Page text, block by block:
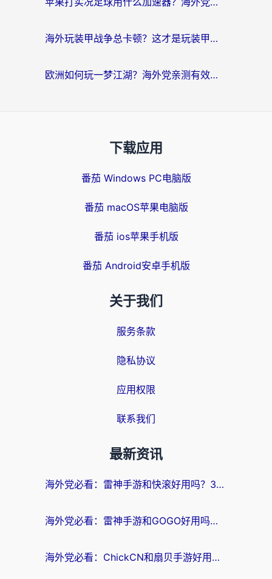
海外玩装甲战争总卡顿？这才是玩装甲战争最好的加速器（附马来西亚玩重装上阵攻略）
欧洲如何玩一梦江湖？海外党亲测有效的国服游戏加速指南
下载应用
番茄 Windows PC电脑版
番茄 macOS苹果电脑版
番茄 ios苹果手机版
番茄 Android安卓手机版
关于我们
服务条款
隐私协议
应用权限
联系我们
最新资讯
海外党必看：雷神手游和快滚好用吗？3步选对回国加速器无缝刷国内资源
海外党必看：雷神手游和GOGO好用吗？3步选对回国加速器，无缝刷剧玩原神
海外党必看：ChickCN和扇贝手游好用吗？3步选对回国加速器无缝刷国内资源